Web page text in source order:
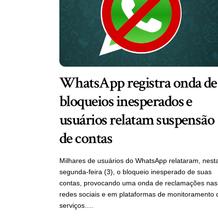
WhatsApp registra onda de
bloqueios inesperados e
usuários relatam suspensão
de contas
Milhares de usuários do WhatsApp relataram,
segunda-feira (3), o bloqueio inesperado de suas
contas, provocando uma onda de reclamações nas
redes sociais e em plataformas de monitoramento
serviços.…